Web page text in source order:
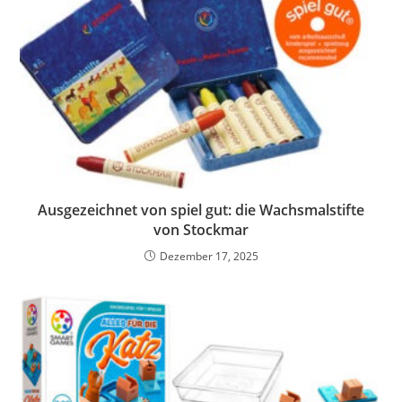
Ausgezeichnet von spiel gut: die Wachsmalstifte
von Stockmar
Dezember 17, 2025